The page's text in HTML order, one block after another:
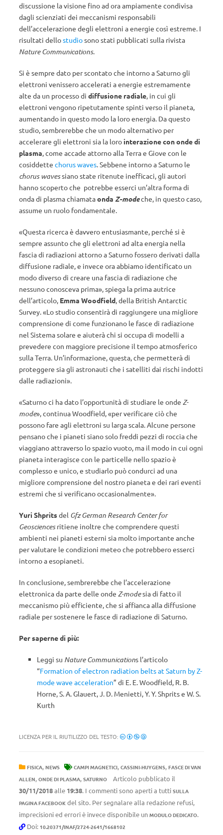
discussione la visione fino ad ora ampiamente condivisa
dagli scienziati dei meccanismi responsabili
dell’accelerazione degli elettroni a energie così estreme. I
risultati dellostudiosono stati pubblicati sulla rivista
Nature Communications.
Si è sempre dato per scontato che intorno a Saturno gli
elettroni venissero accelerati a energie estremamente
alte da un processo di diffusione radiale, in cui gli
elettroni vengono ripetutamente spinti verso il pianeta,
aumentando in questo modo la loro energia. Da questo
studio, sembrerebbe che un modo alternativo per
accelerare gli elettroni sia la loro interazione con onde di
plasma, come accade attorno alla Terra e Giove con le
cosiddette chorus waves. Sebbene intorno a Saturno le
chorus wavessiano state ritenute inefficaci, gli autori
hanno scoperto che potrebbe esserci un’altra forma di
onda di plasma chiamataonda Z-modeche, in questo caso,
assume un ruolo fondamentale.
«Questa ricerca è davvero entusiasmante, perché si è
sempre assunto che gli elettroni ad alta energia nella
fascia di radiazioni attorno a Saturno fossero derivati ​​dalla
diffusione radiale, e invece ora abbiamo identificato un
modo diverso di creare una fascia di radiazione che
nessuno conosceva prima», spiega la prima autrice
dell’articolo, Emma Woodfield, della British Antarctic
Survey. «Lo studio consentirà di raggiungere una migliore
comprensione di come funzionano le fasce di radiazione
nel Sistema solare e aiuterà chi si occupa di modelli a
prevedere con maggiore precisione il tempo atmosferico
sulla Terra. Un’informazione, questa, che permetterà di
proteggere sia gli astronauti che i satelliti dai rischi indotti
dalle radiazioni».
«Saturno ci ha dato l’opportunità di studiare le onde Z-
mode», continua Woodfield, «per verificare ciò che
possono fare agli elettroni su larga scala. Alcune persone
pensano che i pianeti siano solo freddi pezzi di roccia che
viaggiano attraverso lo spazio vuoto, ma il modo in cui ogni
pianeta interagisce con le particelle nello spazio è
complesso e unico, e studiarlo può condurci ad una
migliore comprensione del nostro pianeta e dei rari eventi
estremi che si verificano occasionalmente».
Yuri Shpritsdel Gfz German Research Center for
Geosciencesritiene inoltre che comprendere questi
ambienti nei pianeti esterni sia molto importante anche
per valutare le condizioni meteo che potrebbero esserci
intorno a esopianeti.
In conclusione, sembrerebbe che l’accelerazione
elettronica da parte delle onde Z-modesia di fatto il
meccanismo più efficiente, che si affianca alla diffusione
radiale per sostenere le fasce di radiazione di Saturno.
Per saperne di più:
Leggi su Nature Communications l’articolo
“Formation of electron radiation belts at Saturn by Z-
mode wave acceleration” di E. E. Woodfield, R. B.
Horne, S. A. Glauert, J. D. Menietti, Y. Y. Shprits e W. S.
Kurth
LICENZA PER IL RIUTILIZZO DEL TESTO:
FISICA, NEWS CAMPI MAGNETICI, CASSINI-HUYGENS, FASCE DI VAN
ALLEN, ONDE DI PLASMA, SATURNO
Articolo pubblicato il
30/11/2018alle 19:38. I commenti sono aperti a tutti SULLA
PAGINA FACEBOOK del sito. Per segnalare alla redazione refusi,
imprecisioni ed errori è invece disponibile un MODULO DEDICATO.
Doi: 10.20371/INAF/2724-2641/1668102